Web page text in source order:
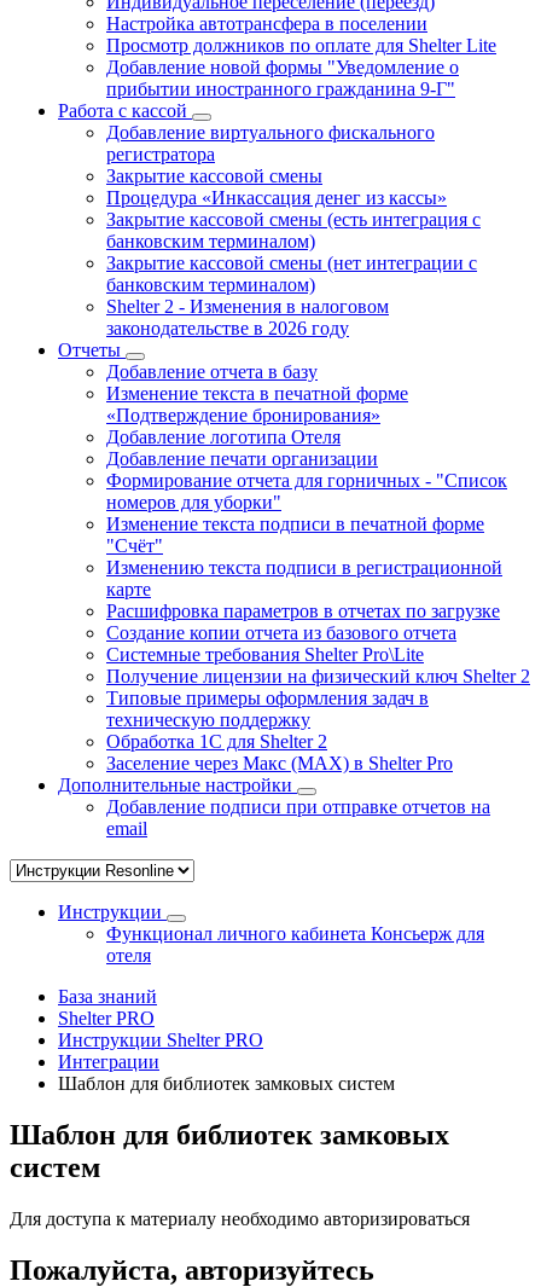
Настройка автотрансфера в поселении
Просмотр должников по оплате для Shelter Lite
Добавление новой формы "Уведомление о
прибытии иностранного гражданина 9-Г"
Работа с кассой
Добавление виртуального фискального
регистратора
Закрытие кассовой смены
Процедура «Инкассация денег из кассы»
Закрытие кассовой смены (есть интеграция с
банковским терминалом)
Закрытие кассовой смены (нет интеграции с
банковским терминалом)
Shelter 2 - Изменения в налоговом
законодательстве в 2026 году
Отчеты
Добавление отчета в базу
Изменение текста в печатной форме
«Подтверждение бронирования»
Добавление логотипа Отеля
Добавление печати организации
Формирование отчета для горничных - "Список
номеров для уборки"
Изменение текста подписи в печатной форме
"Счёт"
Изменению текста подписи в регистрационной
карте
Расшифровка параметров в отчетах по загрузке
Создание копии отчета из базового отчета
Системные требования Shelter Pro\Lite
Получение лицензии на физический ключ Shelter 2
Типовые примеры оформления задач в
техническую поддержку
Обработка 1С для Shelter 2
Заселение через Макс (MAX) в Shelter Pro
Дополнительные настройки
Добавление подписи при отправке отчетов на
email
Инструкции
Функционал личного кабинета Консьерж для
отеля
База знаний
Shelter PRO
Инструкции Shelter PRO
Интеграции
Шаблон для библиотек замковых систем
Шаблон для библиотек замковых
систем
Для доступа к материалу необходимо авторизироваться
Пожалуйста, авторизуйтесь